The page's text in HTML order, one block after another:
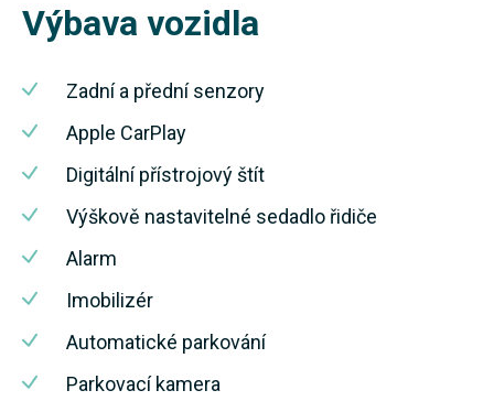
Výbava vozidla
Zadní a přední senzory
Apple CarPlay
Digitální přístrojový štít
Výškově nastavitelné sedadlo řidiče
Alarm
Imobilizér
Automatické parkování
Parkovací kamera